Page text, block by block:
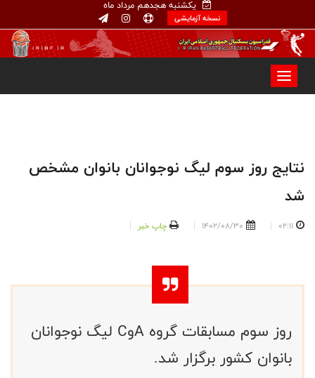
یکشنبه هجدهم مرداد ماه
نسخه آزمایشی
نتایج روز سوم لیگ نوجوانان بانوان مشخص
شد
02:11
1402/08/30 چاپ خبر
روز سوم مسابقات گروه AوC لیگ نوجوانان
بانوان کشور برگزار شد.